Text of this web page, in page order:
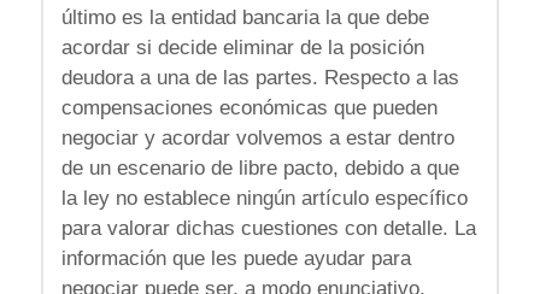
último es la entidad bancaria la que debe
acordar si decide eliminar de la posición
deudora a una de las partes. Respecto a las
compensaciones económicas que pueden
negociar y acordar volvemos a estar dentro
de un escenario de libre pacto, debido a que
la ley no establece ningún artículo específico
para valorar dichas cuestiones con detalle. La
información que les puede ayudar para
negociar puede ser, a modo enunciativo,